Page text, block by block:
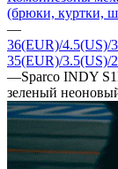
(брюки, куртки,
—
36(EUR)/4.5(US)/
35(EUR)/3.5(US)/
—Sparco INDY
зеленый